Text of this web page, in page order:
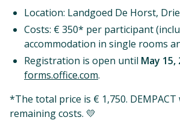
Location: Landgoed De Horst,
Costs: € 350* per participant
accommodation in single rooms
Registration is open until May 15,
forms.office.com.
*The total price is € 1,750.
remaining costs. 💛